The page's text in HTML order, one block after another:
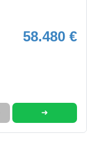
58.480 €
➜